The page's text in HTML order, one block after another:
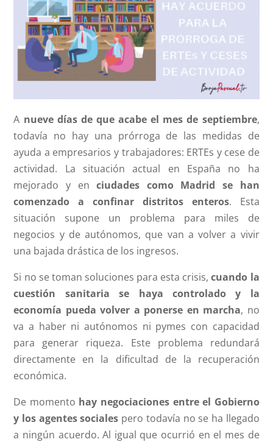
A nueve días de que acabe el mes de septiembre,
todavía no hay una prórroga de las medidas de
ayuda a empresarios y trabajadores: ERTEs y cese de
actividad. La situación actual en España no ha
mejorado y enciudades como Madrid se han
comenzado a confinar distritos enteros. Esta
situación supone un problema para miles de
negocios y de autónomos, que van a volver a vivir
una bajada drástica de los ingresos.
Si no se toman soluciones para esta crisis,cuando la
cuestión sanitaria se haya controlado y la
economía pueda volver a ponerse en marcha, no
va a haber ni autónomos ni pymes con capacidad
para generar riqueza. Este problema redundará
directamente en la dificultad de la recuperación
económica.
De momento hay negociaciones entre el Gobierno
y los agentes sociales pero todavía no se ha llegado
a ningún acuerdo. Al igual que ocurrió en el mes de